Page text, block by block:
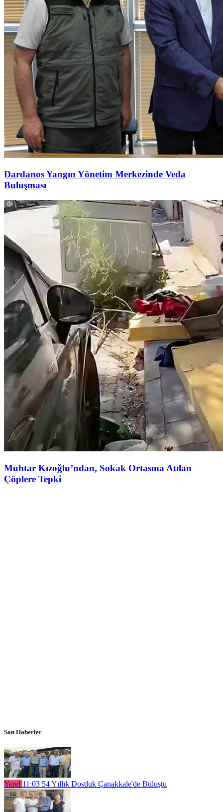
Dardanos Yangın Yönetim Merkezinde Veda
Buluşması
Muhtar Kızoğlu’ndan, Sokak Ortasına Atılan
Çöplere Tepki
Son Haberler
Yerel 11:03 54 Yıllık Dostluk Çanakkale'de Buluştu